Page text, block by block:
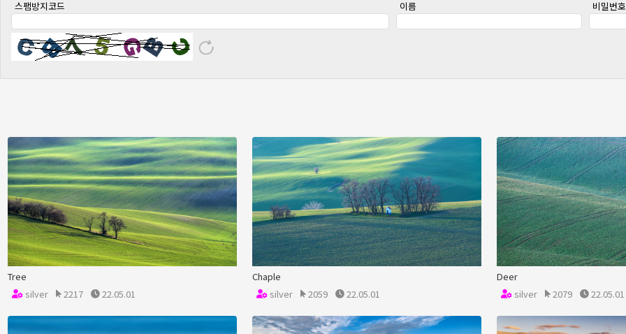
스팸방지코드 이름 비밀번호
Tree
silver
2217 22.05.01
Chaple
silver
2059 22.05.01
Deer
silver
2079 22.05.01